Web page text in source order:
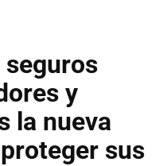
seguros
y
la nueva
sus